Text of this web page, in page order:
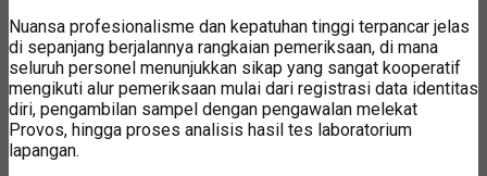
Nuansa profesionalisme dan kepatuhan tinggi terpancar jelas
di sepanjang berjalannya rangkaian pemeriksaan, di mana
seluruh personel menunjukkan sikap yang sangat kooperatif
mengikuti alur pemeriksaan mulai dari registrasi data identitas
diri, pengambilan sampel dengan pengawalan melekat
Provos, hingga proses analisis hasil tes laboratorium
lapangan.